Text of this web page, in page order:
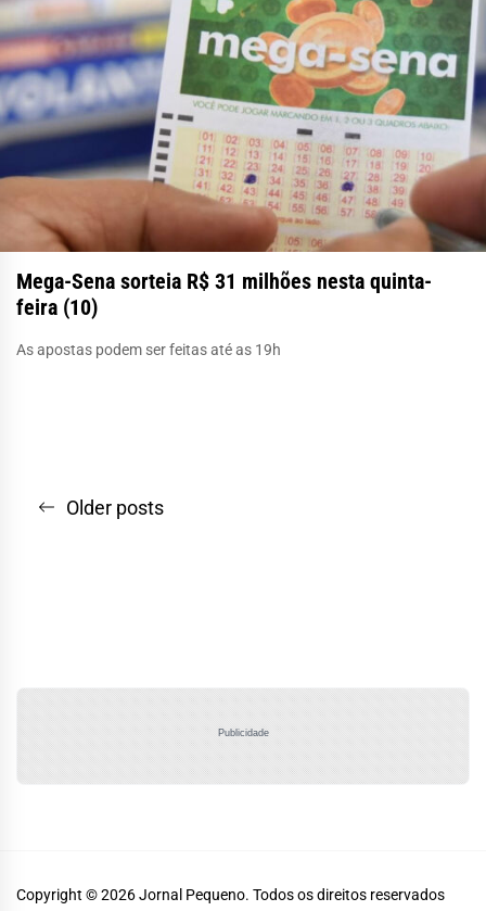
Mega-Sena sorteia R$ 31 milhões nesta quinta-
feira (10)
As apostas podem ser feitas até as 19h
Navegação
Older posts
Publicidade
Copyright © 2026Jornal Pequeno. Todos os direitos reservados